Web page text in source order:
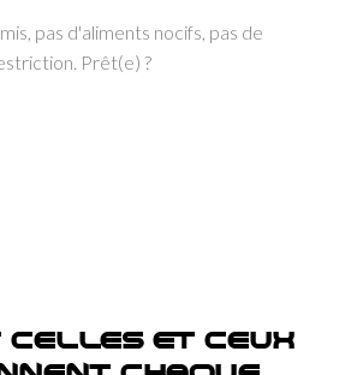
pas d'aliments nocifs, pas de
Prêt(e) ?
CELLES ET CEUX